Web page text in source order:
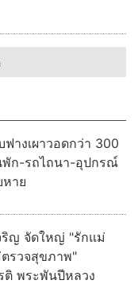
ฟางเผาวอดกว่า 300
ก-รถไถนา-อุปกรณ์
หาย
ริญ จัดใหญ่ "รักแม่
รวจสุขภาพ"
ติ พระพันปีหลวง